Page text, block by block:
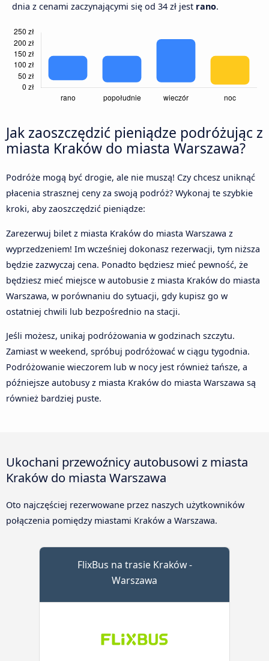
dnia z cenami zaczynającymi się od 34 zł jest rano.
Jak zaoszczędzić pieniądze podróżując z
miasta Kraków do miasta Warszawa?
Podróże mogą być drogie, ale nie muszą! Czy chcesz uniknąć
płacenia strasznej ceny za swoją podróż? Wykonaj te szybkie
kroki, aby zaoszczędzić pieniądze:
Zarezerwuj bilet z miasta Kraków do miasta Warszawa z
wyprzedzeniem! Im wcześniej dokonasz rezerwacji, tym niższa
będzie zazwyczaj cena. Ponadto będziesz mieć pewność, że
będziesz mieć miejsce w autobusie z miasta Kraków do miasta
Warszawa, w porównaniu do sytuacji, gdy kupisz go w
ostatniej chwili lub bezpośrednio na stacji.
Jeśli możesz, unikaj podróżowania w godzinach szczytu.
Zamiast w weekend, spróbuj podróżować w ciągu tygodnia.
Podróżowanie wieczorem lub w nocy jest również tańsze, a
późniejsze autobusy z miasta Kraków do miasta Warszawa są
również bardziej puste.
Ukochani przewoźnicy autobusowi z miasta
Kraków do miasta Warszawa
Oto najczęściej rezerwowane przez naszych użytkowników
połączenia pomiędzy miastami Kraków a Warszawa.
FlixBus na trasie Kraków -
Warszawa